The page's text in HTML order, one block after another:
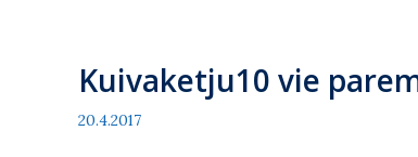
Kuivaketju10 vie
20.4.2017